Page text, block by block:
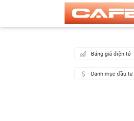
Bảng giá điện tử
Danh mục đầu tư